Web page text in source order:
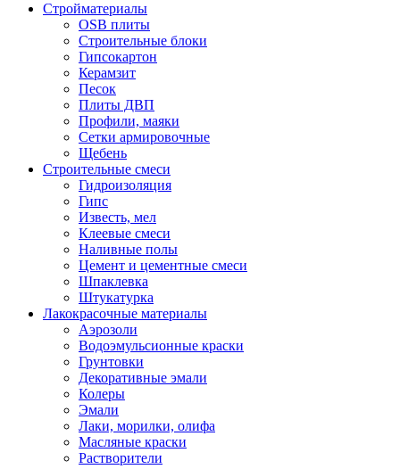
Стройматериалы
OSB плиты
Строительные блоки
Гипсокартон
Керамзит
Песок
Плиты ДВП
Профили, маяки
Сетки армировочные
Щебень
Строительные смеси
Гидроизоляция
Гипс
Известь, мел
Клеевые смеси
Наливные полы
Цемент и цементные смеси
Шпаклевка
Штукатурка
Лакокрасочные материалы
Аэрозоли
Водоэмульсионные краски
Грунтовки
Декоративные эмали
Колеры
Эмали
Лаки, морилки, олифа
Масляные краски
Растворители